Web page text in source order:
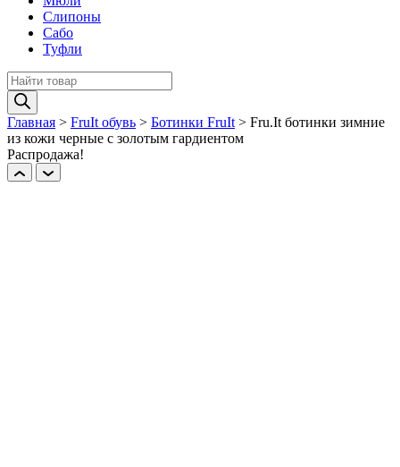
Слипоны
Сабо
Туфли
Поиск
товаров
Главная > FruIt обувь > Ботинки FruIt > Fru.It ботинки зимние
из кожи черные с золотым гардиентом
Распродажа!